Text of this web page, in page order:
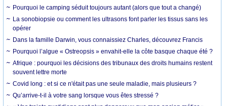
Pourquoi le camping séduit toujours autant (alors que tout a changé)
La sonobiopsie ou comment les ultrasons font parler les tissus sans les
opérer
Dans la famille Darwin, vous connaissiez Charles, découvrez Francis
Pourquoi l’algue « Ostreopsis » envahit-elle la côte basque chaque été ?
Afrique : pourquoi les décisions des tribunaux des droits humains restent
souvent lettre morte
Covid long : et si ce n'était pas une seule maladie, mais plusieurs ?
Qu’arrive-t-il à votre sang lorsque vous êtes stressé ?